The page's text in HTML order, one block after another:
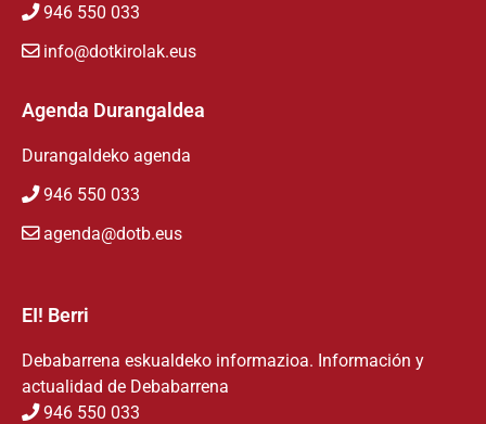
946 550 033
info@dotkirolak.eus
Agenda Durangaldea
Durangaldeko agenda
946 550 033
agenda@dotb.eus
EI! Berri
Debabarrena eskualdeko informazioa. Información y
actualidad de Debabarrena
946 550 033